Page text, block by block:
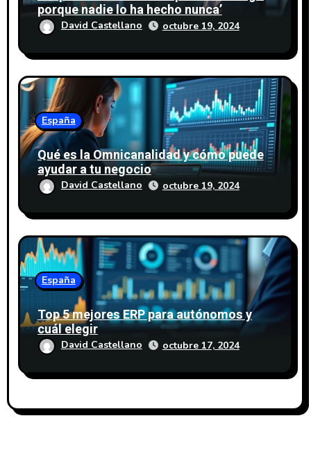
a
d
a
s
porque nadie lo ha hecho nunca’
David Castellano octubre 19, 2024
España
Qué es la Omnicanalidad y cómo puede
ayudar a tu negocio
David Castellano octubre 19, 2024
España
Top 5 mejores ERP para autónomos y
cuál elegir
David Castellano octubre 17, 2024